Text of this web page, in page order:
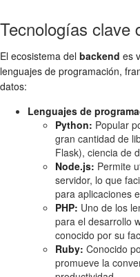
Tecnologías clave
El ecosistema del backend es
lenguajes de programación,
datos:
Lenguajes de
Python: Popular
gran cantidad de
Flask), ciencia de
Node.js: Permite
servidor, lo que
para aplicaciones
PHP: Uno de los
para el desarrollo
conocido por su
Ruby: Conocido
promueve la